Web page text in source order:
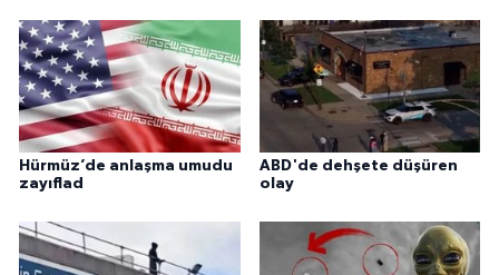
Hürmüz’de anlaşma umudu
zayıflad
ABD'de dehşete düşüren
olay